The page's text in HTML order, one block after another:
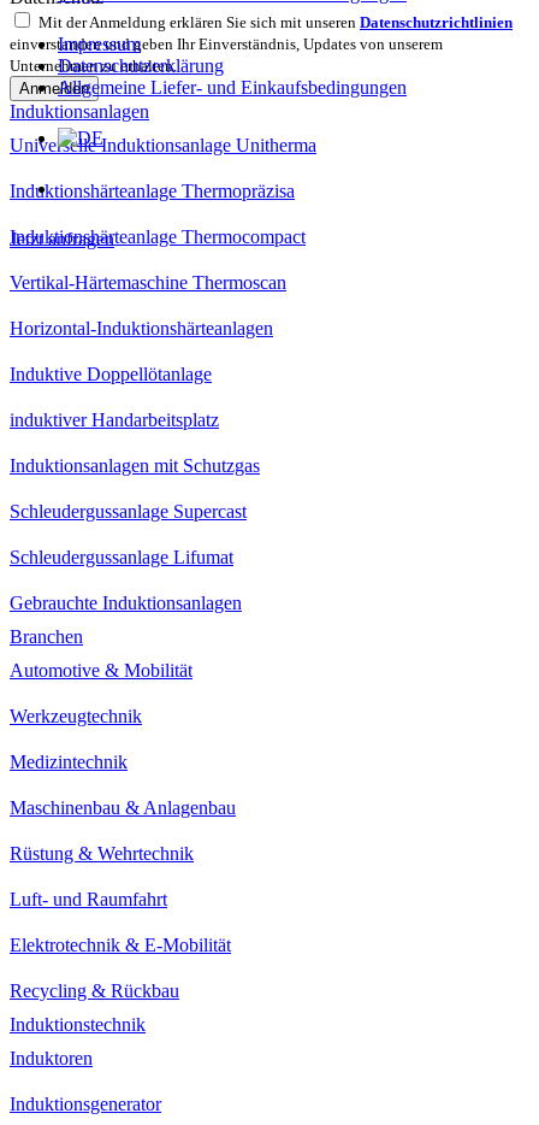
Impressum
Datenschutzerklärung
Allgemeine Liefer- und Einkaufsbedingungen
Jetzt anfragen
Mit der Anmeldung erklären Sie sich mit unseren Datenschutzrichtlinien
einverstanden und geben Ihr Einverständnis, Updates von unserem
Unternehmen zu erhalten.
Anmelden
Induktionsanlagen
Universelle Induktionsanlage Unitherma
Induktionshärteanlage Thermopräzisa
Induktionshärteanlage Thermocompact
Vertikal-Härtemaschine Thermoscan
Horizontal-Induktionshärteanlagen
Induktive Doppellötanlage
induktiver Handarbeitsplatz
Induktionsanlagen mit Schutzgas
Schleudergussanlage Supercast
Schleudergussanlage Lifumat
Gebrauchte Induktionsanlagen
Branchen
Automotive & Mobilität
Werkzeugtechnik
Medizintechnik
Maschinenbau & Anlagenbau
Rüstung & Wehrtechnik
Luft- und Raumfahrt
Elektrotechnik & E-Mobilität
Recycling & Rückbau
Induktionstechnik
Induktoren
Induktionsgenerator